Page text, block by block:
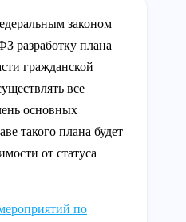
законом
разработку плана
гражданской
все
основных
такого плана будет
от статуса
по